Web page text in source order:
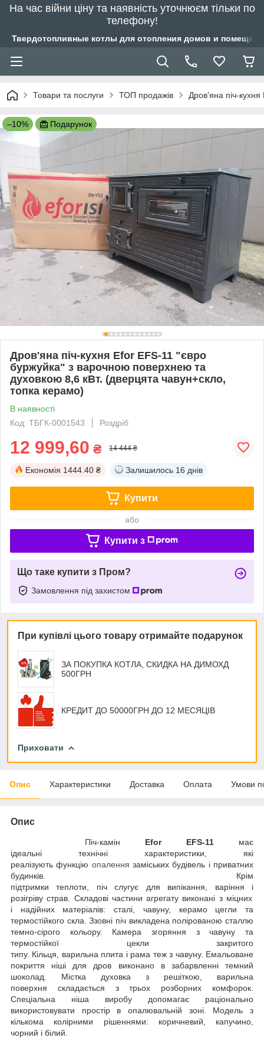
На час війни ціну та наявність уточнюєм тільки по
телефону!
Твердотопливные котлы для отопления домов и
Товари та послуги ТОП продажів Дров'яна піч-
–10% Подарунок
Дров'яна піч-кухня Efor EFS-11 "євро
буржуйка" з варочною поверхнею та
духовкою 8,6 кВт. (дверцята чавун+скло,
топка керамо)
В наявності
Код: TБГК-0001543
Роздріб
12 999,60 ₴ 14 444 ₴
Економія 1444.40 ₴ Залишилось 16 днів
Купити
або
Купити з
Що таке купити з Пром?
Замовлення під захистом
При купівлі цього товару отримайте подарунок
ЗА ПОКУПКА КОТЛА, СКИДКА НА ДИМОХД
500ГРН
КРЕДИТ ДО 50000ГРН ДО 12 МЕСЯЦІВ
Приховати
Опис Характеристики Доставка Оплата Умови
Опис
Піч-камін Efor EFS-11
має
ідеальні
технічні характеристики,
які
реалізують функцію опалення заміських будівель і приватних
будинків.
Крім
підтримки
теплоти пічслугує для випікання,
варіння і
розігріву страв. Складові частини агрегату виконані з міцних
і
надійних матеріалів: сталі,
чавуну, керамо цегли та
термостійкого скла. Ззовні піч викладена полірованою сталлю
темно-сірого кольору.
Камера згоряння
з чавуну та
термостійкої цекли
закритого
типу. Кільця, варильна плита і рама теж з чавуну. Емальоване
покриття
ніші для дров виконано в забарвленні
темний
шоколад
Містка духовка з решіткою,
варильна
поверхня складається з трьох розборних комфорок
Спеціальна ніша виробу допомагає
раціонально
використовувати простір
в опалювальній зоні. Модель
з
кількома
колірними рішеннями: коричневий, капучино
чорний і білий.